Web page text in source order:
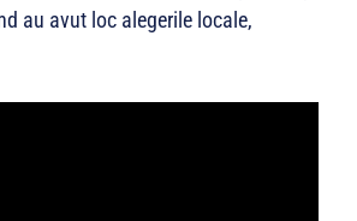
au avut loc alegerile locale,